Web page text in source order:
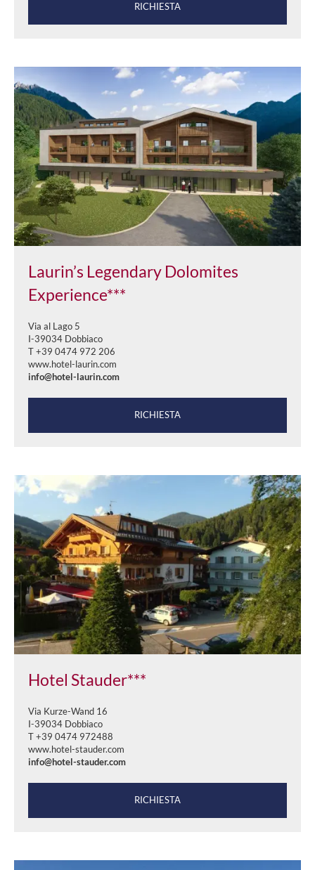
RICHIESTA
Laurin’s Legendary Dolomites
Experience***
Via al Lago 5
I-39034 Dobbiaco
T +39 0474 972 206
www.hotel-laurin.com
info@hotel-laurin.com
RICHIESTA
Hotel Stauder***
Via Kurze-Wand 16
I-39034 Dobbiaco
T +39 0474 972488
www.hotel-stauder.com
info@hotel-stauder.com
RICHIESTA